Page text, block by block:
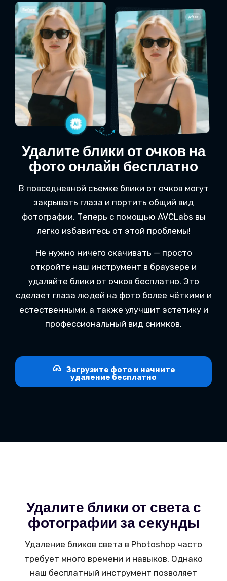
Удалите блики от очков на
фото онлайн бесплатно
В повседневной съемке блики от очков могут
закрывать глаза и портить общий вид
фотографии. Теперь с помощью AVCLabs вы
легко избавитесь от этой проблемы!
Не нужно ничего скачивать — просто
откройте наш инструмент в браузере и
удаляйте блики от очков бесплатно. Это
сделает глаза людей на фото более чёткими и
естественными, а также улучшит эстетику и
профессиональный вид снимков.
Загрузите фото и начните
удаление бесплатно
Удалите блики от света с
фотографии за секунды
Удаление бликов света в Photoshop часто
требует много времени и навыков. Однако
наш бесплатный инструмент позволяет